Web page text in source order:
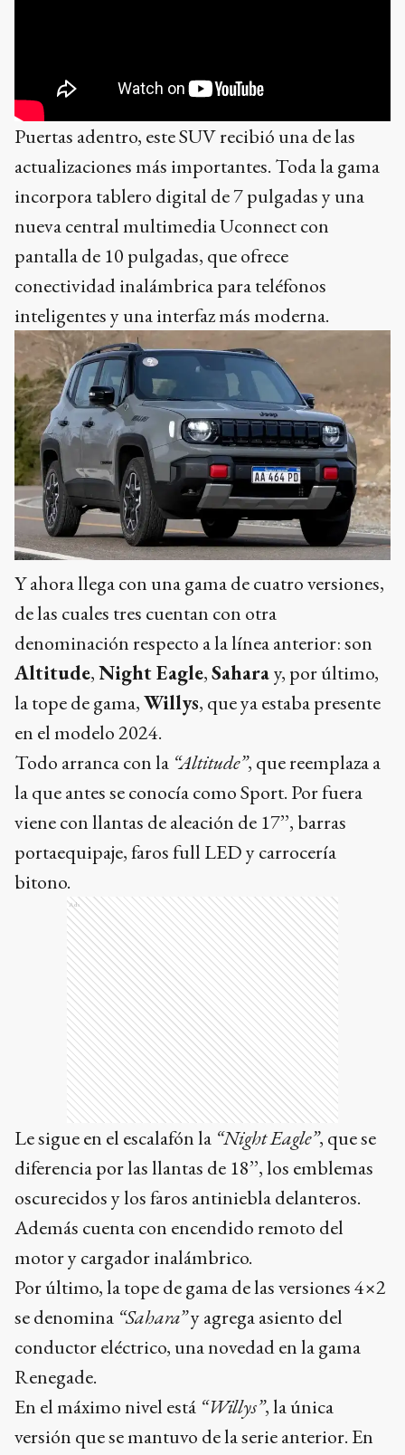
Puertas adentro, este SUV recibió una de las
actualizaciones más importantes. Toda la gama
incorpora tablero digital de 7 pulgadas y una
nueva central multimedia Uconnect con
pantalla de 10 pulgadas, que ofrece
conectividad inalámbrica para teléfonos
inteligentes y una interfaz más moderna.
Y ahora llega con una gama de cuatro versiones,
de las cuales tres cuentan con otra
denominación respecto a la línea anterior: son
Altitude,Night Eagle,Saharay, por último,
la tope de gama,Willys, que ya estaba presente
en el modelo 2024.
Todo arranca con la “Altitude”, que reemplaza a
la que antes se conocía como Sport. Por fuera
viene con llantas de aleación de 17’’, barras
portaequipaje, faros full LED y carrocería
bitono.
Ads
Le sigue en el escalafón la “Night Eagle”, que se
diferencia por las llantas de 18’’, los emblemas
oscurecidos y los faros antiniebla delanteros.
Además cuenta con encendido remoto del
motor y cargador inalámbrico.
Por último, la tope de gama de las versiones 4×2
se denomina “Sahara”y agrega asiento del
conductor eléctrico, una novedad en la gama
Renegade.
En el máximo nivel está “Willys”, la única
versión que se mantuvo de la serie anterior. En